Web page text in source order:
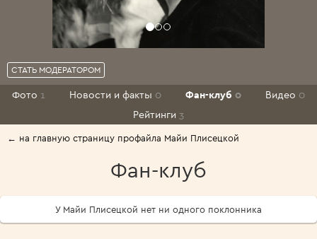
СТАТЬ МОДЕРАТОРОМ
Фото 1 Новости и факты 0 Фан-клуб 0 Видео 0
Рейтинги 3
← на главную страницу профайла Майи Плисецкой
Фан-клуб
У Майи Плисецкой нет ни одного поклонника